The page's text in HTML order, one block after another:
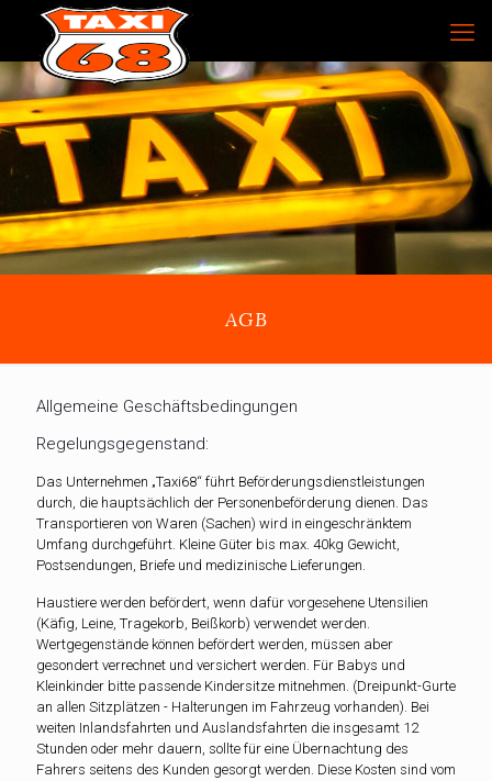
AGB
Allgemeine Geschäftsbedingungen
Regelungsgegenstand:
Das Unternehmen „Taxi68“ führt Beförderungsdienstleistungen
durch, die hauptsächlich der Personenbeförderung dienen. Das
Transportieren von Waren (Sachen) wird in eingeschränktem
Umfang durchgeführt. Kleine Güter bis max. 40kg Gewicht,
Postsendungen, Briefe und medizinische Lieferungen.
Haustiere werden befördert, wenn dafür vorgesehene Utensilien
(Käfig, Leine, Tragekorb, Beißkorb) verwendet werden.
Wertgegenstände können befördert werden, müssen aber
gesondert verrechnet und versichert werden. Für Babys und
Kleinkinder bitte passende Kindersitze mitnehmen. (Dreipunkt-Gurte
an allen Sitzplätzen - Halterungen im Fahrzeug vorhanden). Bei
weiten Inlandsfahrten und Auslandsfahrten die insgesamt 12
Stunden oder mehr dauern, sollte für eine Übernachtung des
Fahrers seitens des Kunden gesorgt werden. Diese Kosten sind vom